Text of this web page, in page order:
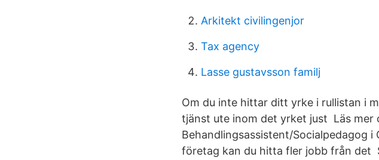
Arkitekt civilingenjor
Tax agency
Lasse gustavsson familj
Om du inte hittar ditt yrke i rullistan i
tjänst ute inom det yrket just Läs mer
Behandlingsassistent/Socialpedagog
företag kan du hitta fler jobb från det